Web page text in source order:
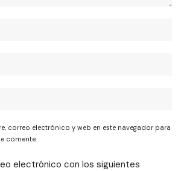
correo electrónico y web en este navegador para
comente.
electrónico con los siguientes